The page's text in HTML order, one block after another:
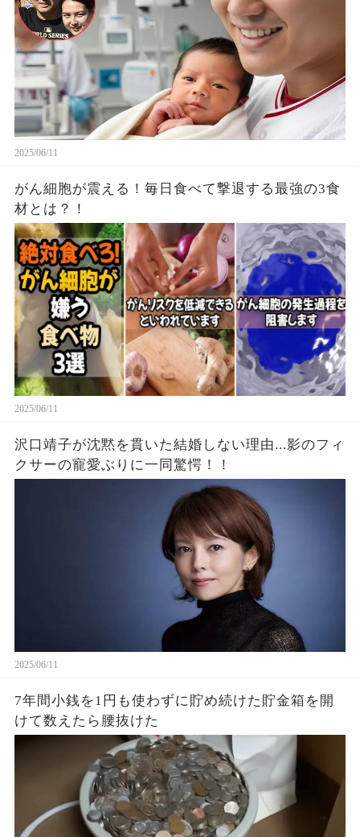
2025/06/11
がん細胞が震える！毎日食べて撃退する最強の3食
材とは？！
2025/06/11
沢口靖子が沈黙を貫いた結婚しない理由...影のフィ
クサーの寵愛ぶりに一同驚愕！！
2025/06/11
7年間小銭を1円も使わずに貯め続けた貯金箱を開
けて数えたら腰抜けた